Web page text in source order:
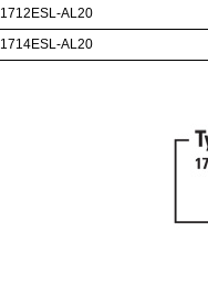
1712ESL-AL20
1714ESL-AL20